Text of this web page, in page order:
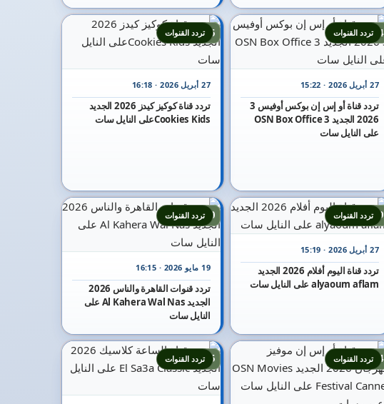
14
27 أبريل 2026 · 15:22
تردد قناة أو إس إن بوكس أوفيس 3
2026 الجديد OSN Box Office 3
على النايل سات
تردد القنوات 15
27 أبريل 2026 · 16:18
تردد قناة كوكيز كيدز 2026 الجديد
Cookies Kidsعلى النايل سات
تردد القنوات
19
27 أبريل 2026 · 15:19
تردد قناة اليوم أفلام 2026 الجديد
alyaoum aflam على النايل سات
تردد القنوات 20
19 مايو 2026 · 16:15
تردد قنوات القاهرة والناس 2026
الجديد Al Kahera Wal Nas على
النايل سات
تردد القنوات
24تردد القنوات 25تردد القنوات